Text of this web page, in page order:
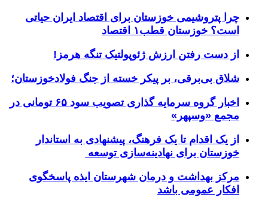
چرا پتروشیمی خوزستان برای اقتصاد ایران حیاتی
است؟ خوزستان قطب۱ اقتصاد
از دست رفتن ارزش ژئوپولتیک تنگه هرمز!
شلاق‌ بی‌برقی، بر پیکر خسته‌ از جنگ فولادخوزستان؛
اخبار گروه سرمایه گذاری تصویب سود ۶۵ تومانی در
مجمع «وسپهر»
از یک اقدام تا یک فرهنگ، پیشنهادی به استاندار
خوزستان برای نهادینه‌سازی توسعه
مرکز بهداشت و درمان شهرستان ایذه پاسخگوی
افکار عمومی باشد